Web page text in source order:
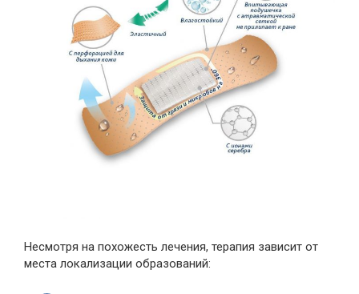
Несмотря на похожесть лечения, терапия зависит от
места локализации образований: